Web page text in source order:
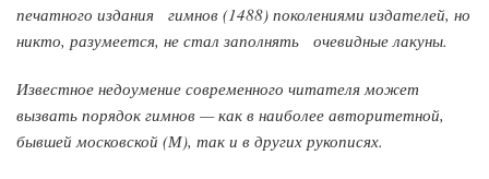
печатного издания гимнов (1488) поколениями издателей, но
никто, разумеется, не стал заполнять очевидные лакуны.
Известное недоумение современного читателя может
вызвать порядок гимнов — как в наиболее авторитетной,
бывшей московской (М), так и в других рукописях.